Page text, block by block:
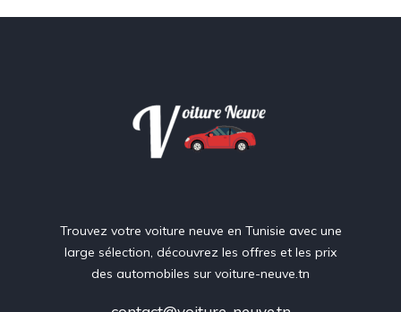
Trouvez votre voiture neuve en Tunisie avec une
large sélection, découvrez les offres et les prix
des automobiles sur voiture-neuve.tn